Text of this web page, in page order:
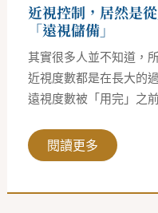
近視控制，居然是
「遠視儲備」
其實很多人並不知道，
近視度數都是在長大的
遠視度數被「用完」之
略
的
「遠
視
儲
備」
閱讀更多